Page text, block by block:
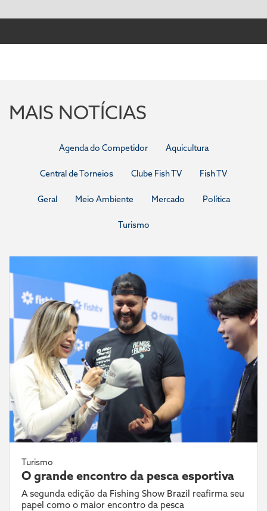
MAIS NOTÍCIAS
Agenda do Competidor Aquicultura
Central de Torneios Clube Fish TV Fish TV
Geral Meio Ambiente Mercado Política
Turismo
Turismo
O grande encontro da pesca esportiva
A segunda edição da Fishing Show Brazil reafirma seu
papel como o maior encontro da pesca